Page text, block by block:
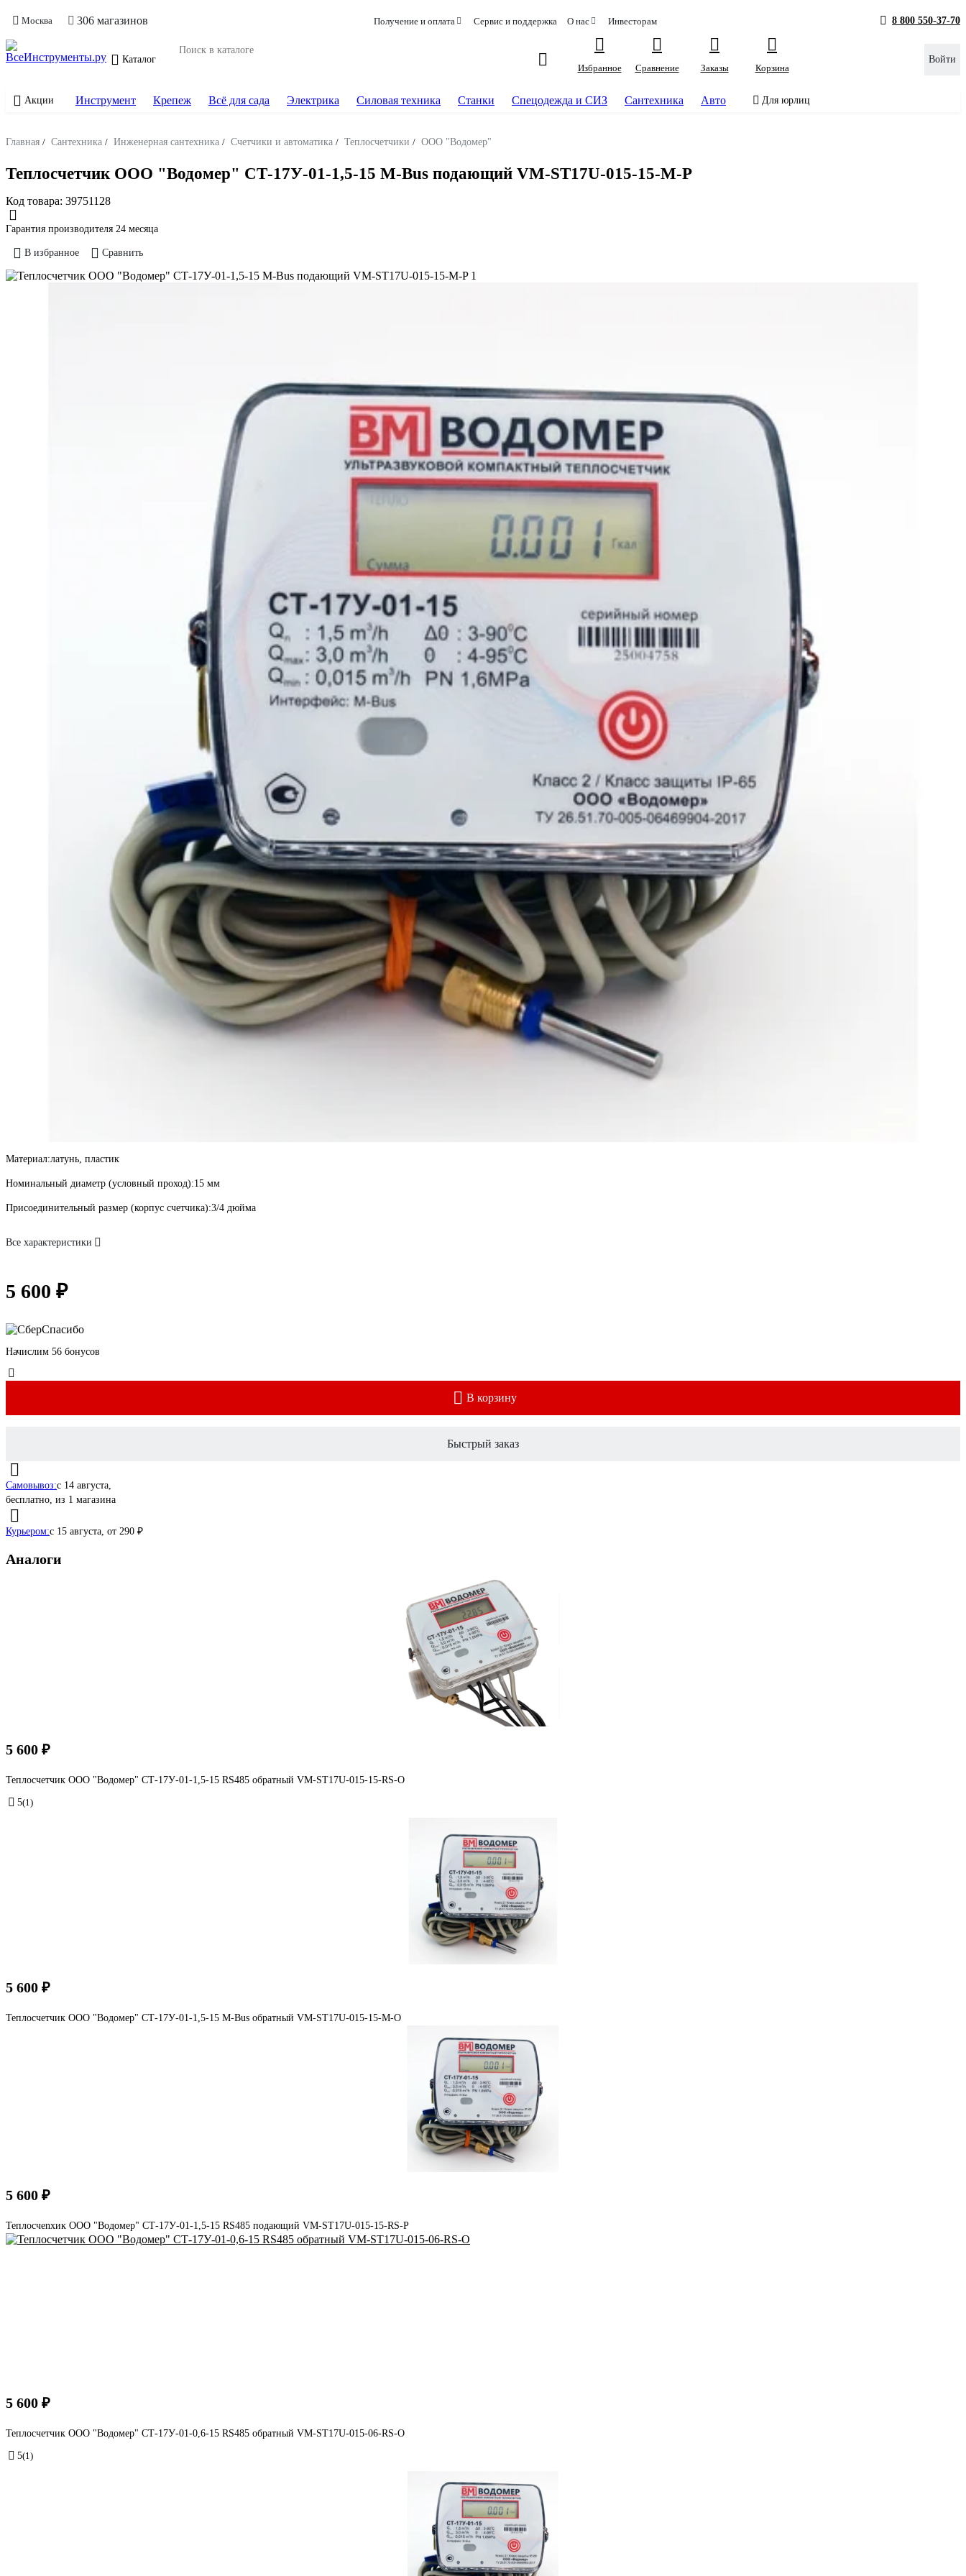
Москва 306 магазинов Получение и оплата Сервис и поддержка О нас Инвесторам 8 800 550-37-70
Каталог
Избранное
Сравнение Заказы Корзина
Войти
Акции Инструмент Крепеж Всё для сада Электрика Силовая техника Станки Спецодежда и СИЗ Сантехника Авто Для юрлиц
Главная / Сантехника / Инженерная сантехника / Счетчики и автоматика / Теплосчетчики / ООО "Водомер"
Теплосчетчик ООО "Водомер" СТ-17У-01-1,5-15 M-Bus подающий VM-ST17U-015-15-M-P
Код товара: 39751128
Гарантия производителя 24 месяца
В избранное Сравнить
Материал:латунь, пластик
Номинальный диаметр (условный проход):15 мм
Присоединительный размер (корпус счетчика):3/4 дюйма
Все характеристики
5 600 ₽
Начислим 56 бонусов
В корзину
Быстрый заказ
Самовывоз:c 14 августа,
бесплатно , из 1 магазина
Курьером:c 15 августа, от 290 ₽
Аналоги
5 600 ₽
Теплосчетчик ООО "Водомер" СТ-17У-01-1,5-15 RS485 обратный VM-ST17U-015-15-RS-O
5(1)
5 600 ₽
Теплосчетчик ООО "Водомер" СТ-17У-01-1,5-15 M-Bus обратный VM-ST17U-015-15-M-O
5 600 ₽
Теплосчеnxик ООО "Водомер" СТ-17У-01-1,5-15 RS485 подающий VM-ST17U-015-15-RS-P
5 600 ₽
Теплосчетчик ООО "Водомер" СТ-17У-01-0,6-15 RS485 обратный VM-ST17U-015-06-RS-O
5(1)